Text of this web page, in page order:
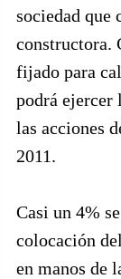
sociedad que
constructora.
fijado para
podrá ejercer
las acciones
2011.
Casi un 4%
colocación
en manos de